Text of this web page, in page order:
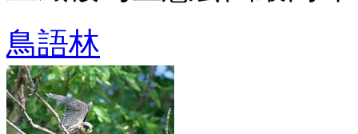
鳥語林